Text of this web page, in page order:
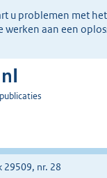
u problemen met
werken aan een
29509, nr. 28